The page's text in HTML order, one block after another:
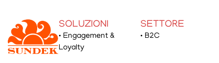
SOLUZIONI
• Engagement &
Loyalty
SETTORE
• B2C